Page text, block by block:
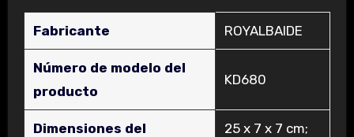
Fabricante ‎ROYALBAIDE
Número de modelo del
producto
‎KD680
Dimensiones del
‎25 x 7 x 7 cm;